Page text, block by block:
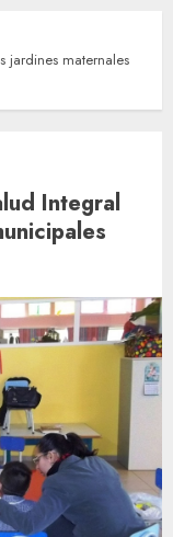
jardines maternales
Integral